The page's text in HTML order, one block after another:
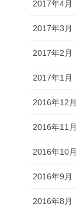
2017年4月
2017年3月
2017年2月
2017年1月
2016年12月
2016年11月
2016年10月
2016年9月
2016年8月